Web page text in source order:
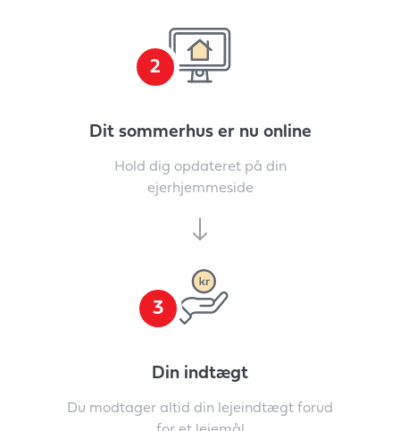
2
Dit sommerhus er nu online
Hold dig opdateret på din
ejerhjemmeside
3
Din indtægt
Du modtager altid din lejeindtægt forud